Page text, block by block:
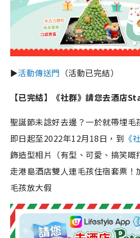
►活動傳送門 （活動已完結）
【已完結】
《社群》請您去酒店
聖誕節未諗好去邊？一於就帶埋毛
即日起至2022年12月18日，到 《
飾造型相片（有型、可愛、搞笑嘅
走港島酒店雙人連毛孩住宿套票！
毛孩放大假